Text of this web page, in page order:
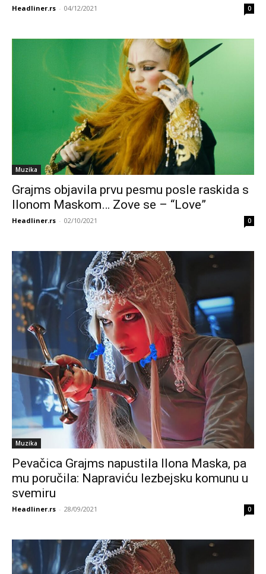
Headliner.rs - 04/12/2021 0
Muzika
Grajms objavila prvu pesmu posle raskida s
Ilonom Maskom… Zove se – “Love”
Headliner.rs - 02/10/2021 0
Muzika
Pevačica Grajms napustila Ilona Maska, pa
mu poručila: Napraviću lezbejsku komunu u
svemiru
Headliner.rs - 28/09/2021 0